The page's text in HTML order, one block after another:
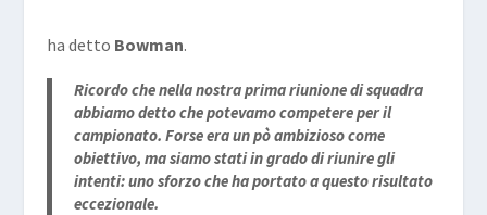
ha detto Bowman.
Ricordo che nella nostra prima riunione di squadra
abbiamo detto che potevamo competere per il
campionato. Forse era un pò ambizioso come
obiettivo, ma siamo stati in grado di riunire gli
intenti: uno sforzo che ha portato a questo risultato
eccezionale.